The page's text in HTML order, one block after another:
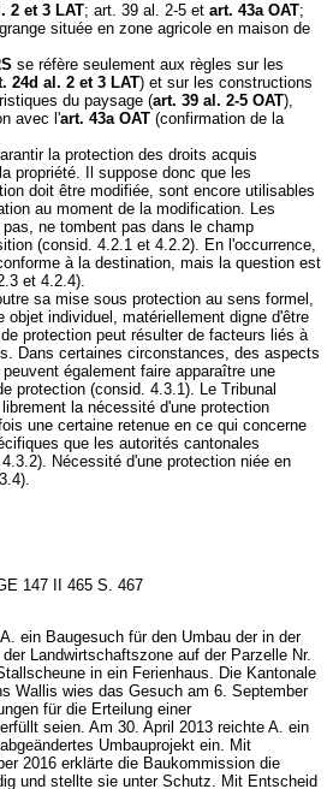
2 et 3 LAT; art. 39 al. 2-5 et art. 43a OAT;
située en zone agricole en maison de
se réfère seulement aux règles sur les
24d al. 2 et 3 LAT) et sur les constructions
du paysage (art. 39 al. 2-5 OAT),
avec l'art. 43a OAT (confirmation de la
la protection des droits acquis
propriété. Il suppose donc que les
doit être modifiée, sont encore utilisables
au moment de la modification. Les
ne tombent pas dans le champ
(consid. 4.2.1 et 4.2.2). En l'occurrence,
à la destination, mais la question est
et 4.2.4).
sa mise sous protection au sens formel,
individuel, matériellement digne d'être
protection peut résulter de facteurs liés à
Dans certaines circonstances, des aspects
également faire apparaître une
protection (consid. 4.3.1). Le Tribunal
la nécessité d'une protection
une certaine retenue en ce qui concerne
que les autorités cantonales
Nécessité d'une protection niée en
147 II 465 S. 467
ein Baugesuch für den Umbau der in der
Landwirtschaftszone auf der Parzelle Nr.
in ein Ferienhaus. Die Kantonale
Wallis wies das Gesuch am 6. September
für die Erteilung einer
seien. Am 30. April 2013 reichte A. ein
Umbauprojekt ein. Mit
2016 erklärte die Baukommission die
und stellte sie unter Schutz. Mit Entscheid